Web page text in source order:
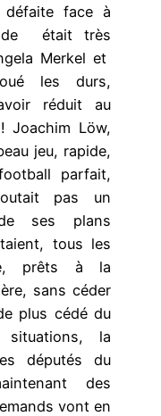
face à
était très
Merkel et
les durs,
réduit au
Joachim Löw,
jeu, rapide,
parfait,
pas un
ses plans
tous les
prêts à la
sans céder
plus cédé du
la
députés du
des
vont en